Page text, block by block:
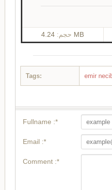
حجم: 4.24 MB
Tags: emir
Fullname :*
Email :*
Comment :*